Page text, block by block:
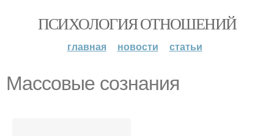
ПСИХОЛОГИЯ ОТНОШЕНИЙ
главная новости статьи
Массовые сознания